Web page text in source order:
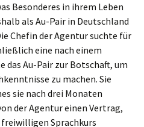
Besonderes in ihrem Leben
als Au-Pair in Deutschland
Chefin der Agentur suchte für
eine nach einem
das Au-Pair zur Botschaft, um
zu machen. Sie
sie nach drei Monaten
der Agentur einen Vertrag,
freiwilligen Sprachkurs